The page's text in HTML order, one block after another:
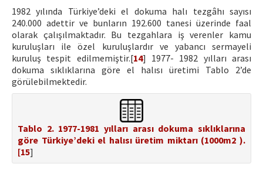
1982 yılında Türkiye’deki el dokuma halı tezgâhı sayısı
240.000 adettir ve bunların 192.600 tanesi üzerinde faal
olarak çalışılmaktadır. Bu tezgahlara iş verenler kamu
kuruluşları ile özel kuruluşlardır ve yabancı sermayeli
kuruluş tespit edilmemiştir.[14] 1977- 1982 yılları arası
dokuma sıklıklarına göre el halısı üretimi Tablo 2’de
görülebilmektedir.
Tablo 2. 1977-1981 yılları arası dokuma sıklıklarına
göre Türkiye’deki el halısı üretim miktarı (1000m2 ).
[15]